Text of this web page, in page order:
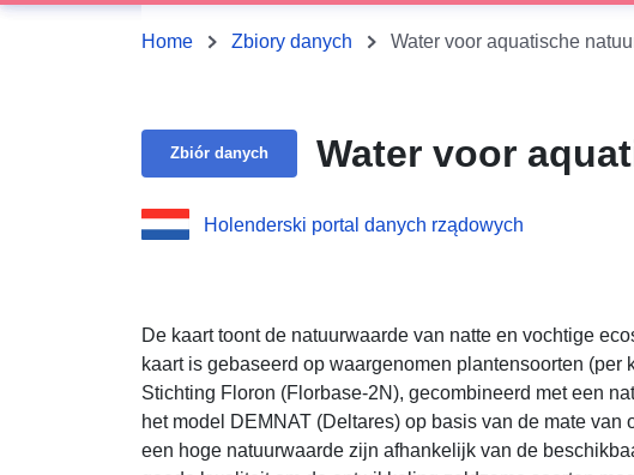
Home Zbiory danych Water voor aquatische
Zbiór danych Water voor
Holenderski portal danych rządowych
De kaart toont de natuurwaarde van natte en vochtige
kaart is gebaseerd op waargenomen plantensoorten (per
Stichting Floron (Florbase-2N), gecombineerd met een
het model DEMNAT (Deltares) op basis van de mate van
een hoge natuurwaarde zijn afhankelijk van de